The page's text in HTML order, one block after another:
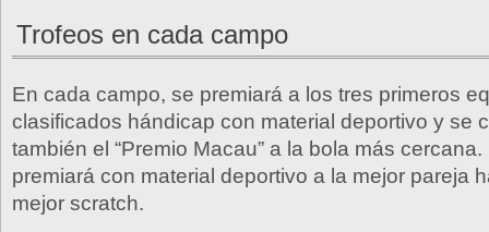
Trofeos en cada campo
En cada campo, se premiará a los tres primeros
clasificados hándicap con material deportivo y se
también el “Premio Macau” a la bola más
premiará con material deportivo a la mejor pareja
mejor scratch.